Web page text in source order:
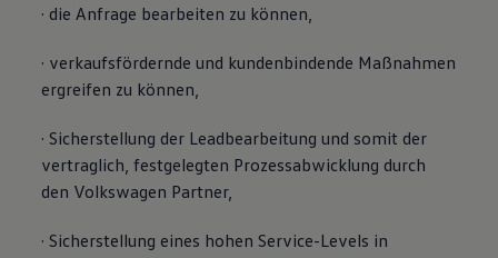
· die Anfrage bearbeiten zu können,
· verkaufsfördernde und kundenbindende Maßnahmen
ergreifen zu können,
· Sicherstellung der Leadbearbeitung und somit der
vertraglich, festgelegten Prozessabwicklung durch
den Volkswagen Partner,
· Sicherstellung eines hohen Service-Levels in